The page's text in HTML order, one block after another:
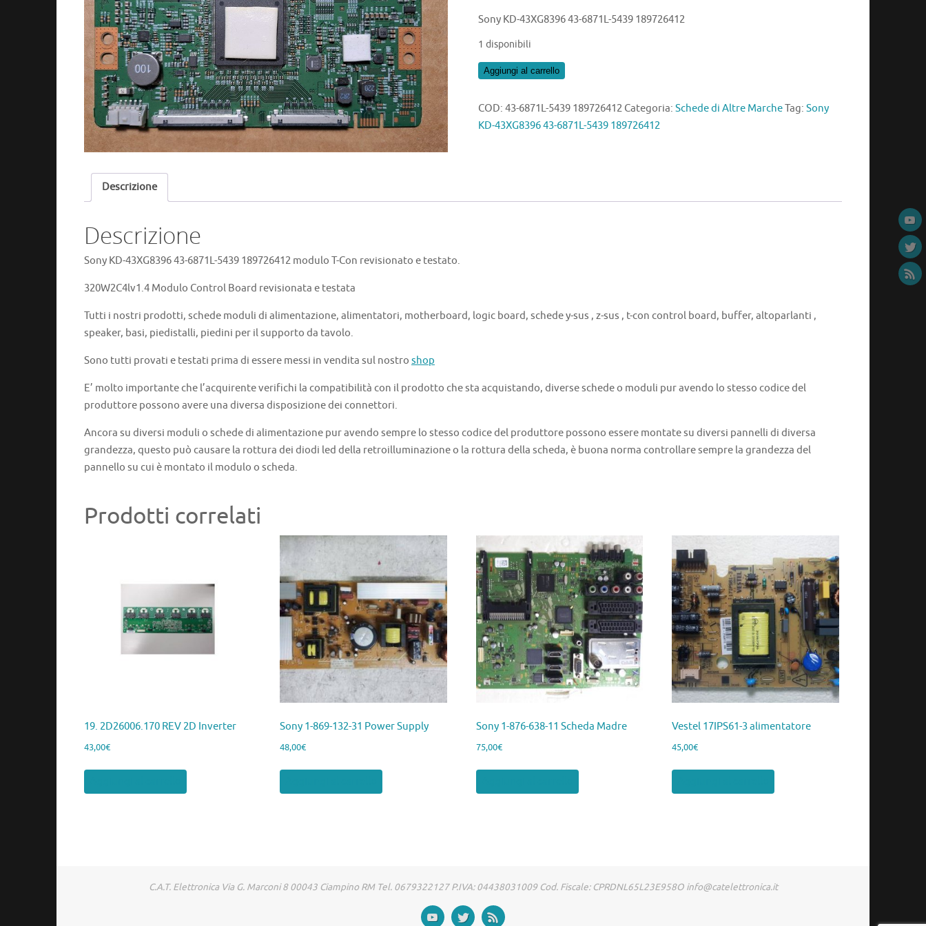
Sony KD-43XG8396 43-6871L-5439 189726412
1 disponibili
Sony
43XG8396
43-
Aggiungi al carrello
COD: 43-6871L-5439 189726412 Categoria: Schede di Altre MarcheTag: Sony
KD-43XG8396 43-6871L-5439 189726412
Descrizione
Descrizione
Sony KD-43XG8396 43-6871L-5439 189726412 modulo T-Con revisionato e testato.
320W2C4lv1.4 Modulo Control Board revisionata e testata
Tutti i nostri prodotti, schede moduli di alimentazione, alimentatori, motherboard, logic board, schede y-sus , z-sus , t-con control board, buffer, altoparlanti ,
speaker, basi, piedistalli, piedini per il supporto da tavolo.
Sono tutti provati e testati prima di essere messi in vendita sul nostro shop
E’ molto importante che l’acquirente verifichi la compatibilità con il prodotto che sta acquistando, diverse schede o moduli pur avendo lo stesso codice del
produttore possono avere una diversa disposizione dei connettori.
Ancora su diversi moduli o schede di alimentazione pur avendo sempre lo stesso codice del produttore possono essere montate su diversi pannelli di diversa
grandezza, questo può causare la rottura dei diodi led della retroilluminazione o la rottura della scheda, è buona norma controllare sempre la grandezza del
pannello su cui è montato il modulo o scheda.
Prodotti correlati
19. 2D26006.170 REV 2D Inverter
43,00€
Sony 1-869-132-31 Power Supply
48,00€
Sony 1-876-638-11 Scheda Madre
75,00€
Vestel 17IPS61-3 alimentatore
45,00€
C.A.T. Elettronica Via G. Marconi 8 00043 Ciampino RM Tel. 0679322127 P.IVA: 04438031009 Cod. Fiscale: CPRDNL65L23E958O info@catelettronica.it